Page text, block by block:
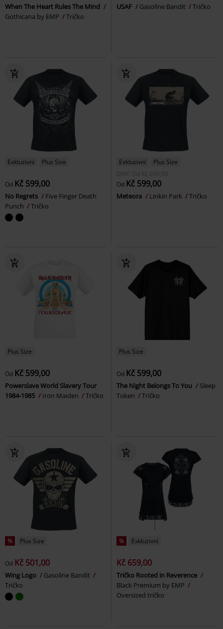
When The Heart Rules The Mind
Gothicana by EMP
Tričko
USAF Gasoline Bandit Tričko
Exkluzivní Plus Size
Od Kč 599,00
No Regrets
Five Finger Death
Punch
Tričko
Exkluzivní
Plus Size
DMC Od Kč 699,00
Od Kč 599,00
Meteora Linkin Park Tričko
Plus Size
Od Kč 599,00
Powerslave World Slavery Tour
1984-1985
Iron Maiden Tričko
Plus Size
Od Kč 599,00
The Night Belongs To You
Sleep
Token
Tričko
% Plus Size
Od Kč 501,00
Wing Logo
Gasoline Bandit
Tričko
% Exkluzivní
Kč 659,00
Tričko Rooted in Reverence
Black Premium by EMP
Oversized tričko